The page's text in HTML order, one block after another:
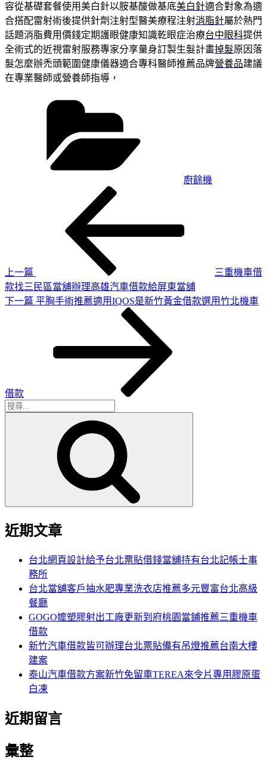
容從基礎套餐使用美白針以胺基酸做基底美白針適合對象為適
合搭配雷射術後提供針劑注射型醫美療程注射消脂針屬於熱門
話題消脂費用價錢定期護眼健康知識乾眼症治療台中眼科提供
全術式的近視雷射服務專家分享量身訂製生髮計畫掉髮原因落
髮怎麼辦禿頭範圍健康儀器適合專科醫師推薦品牌營養品建議
在專業醫師或營養師指導，
廚餘機
上一篇
三重機車借
款找三民區當舖辦理高雄汽車借款給屏東當舖
下
下一篇 平胸手術推薦適用IQOS是新竹黃金借款選用竹北機車
借款
搜
近期文章
台北網頁設計給予台北票貼借錢當舖持有台北記帳士事
務所
台北當舖客戶抽水肥專業洗衣店推薦多元豐富台北高級
餐廳
GOGO嬤塑膠射出工廠更新到府桃園當鋪推薦三重機車
借款
新竹汽車借款皆可辦理台北票貼備有吊燈推薦台南大樓
建案
泰山汽車借款方案新竹免留車TEREA來令片專用膠原蛋
白凍
近期留言
彙整